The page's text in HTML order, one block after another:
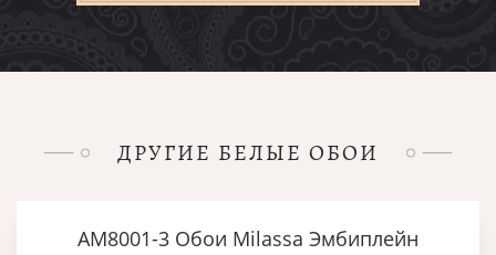
ДРУГИЕ БЕЛЫЕ ОБОИ
AM8001-3 Обои Milassa Эмбиплейн